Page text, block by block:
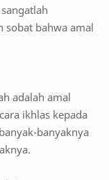
sobat bahwa amal
adalah amal
ikhlas kepada
banyaknya